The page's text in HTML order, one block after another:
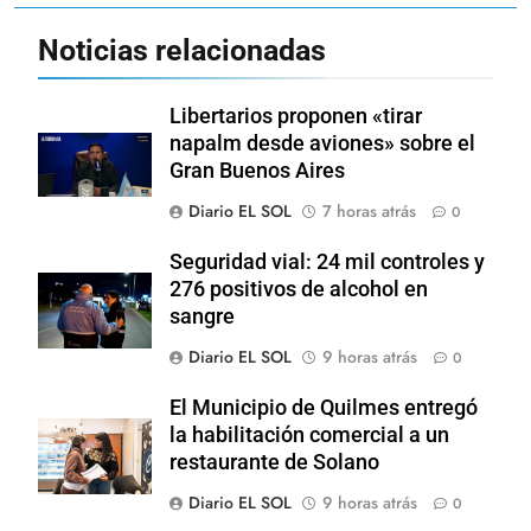
Noticias relacionadas
Libertarios proponen «tirar
napalm desde aviones» sobre el
Gran Buenos Aires
Diario EL SOL
7 horas atrás 0
Seguridad vial: 24 mil controles y
276 positivos de alcohol en
sangre
Diario EL SOL
9 horas atrás 0
El Municipio de Quilmes entregó
la habilitación comercial a un
restaurante de Solano
Diario EL SOL
9 horas atrás 0